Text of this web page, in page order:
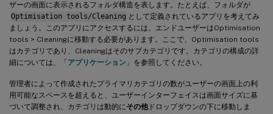
ザーの画面に表示されるフォルダ構造を表します。たとえば、フォルダが
Optimisation tools/Cleaning として定義されているアプリを考えてみ
ましょう。このアプリにアクセスするには、エンドユーザーはOptimisation
tools > Cleaningに移動する必要があります。ここで、Optimisation tools
はカテゴリであり、Cleaningはそのサブカテゴリです。カテゴリの構成の詳
細については、「 アプリケーション 」を参照してください。
管理者によって作成されたプライマリカテゴリの数がユーザーの画面上の利
用可能なスペースを超えると、ユーザーインターフェイスは画面サイズに基
づいて調整され、カテゴリは動的にその他ドロップダウンの下に移動しま